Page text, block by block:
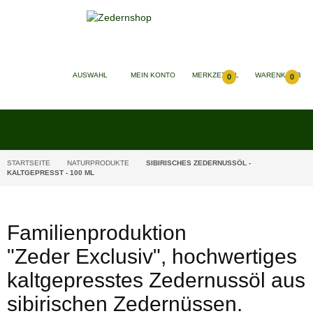
AUSWAHL MEIN KONTO 0
MERKZETTEL 0
WARENKORB
STARTSEITE NATURPRODUKTE
SIBIRISCHES ZEDERNUSSÖL -
KALTGEPRESST - 100 ML
Familienproduktion
"Zeder Exclusiv", hochwertiges
kaltgepresstes Zedernussöl aus
sibirischen Zedernüssen.